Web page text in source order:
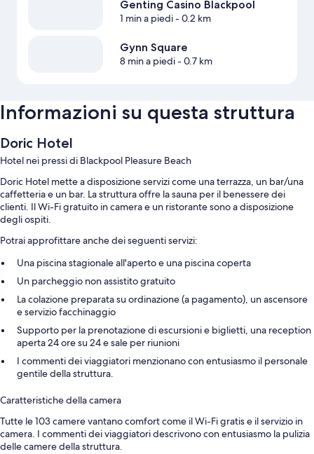
Genting Casino Blackpool
1 min a piedi- 0.2 km
Gynn Square
8 min a piedi- 0.7 km
Informazioni su questa struttura
Doric Hotel
Hotel nei pressi di Blackpool Pleasure Beach
Doric Hotel mette a disposizione servizi come una terrazza, un bar/una
caffetteria e un bar. La struttura offre la sauna per il benessere dei
clienti. Il Wi-Fi gratuito in camera e un ristorante sono a disposizione
degli ospiti.
Potrai approfittare anche dei seguenti servizi:
Una piscina stagionale all'aperto e una piscina coperta
Un parcheggio non assistito gratuito
La colazione preparata su ordinazione (a pagamento), un ascensore
e servizio facchinaggio
Supporto per la prenotazione di escursioni e biglietti, una reception
aperta 24 ore su 24 e sale per riunioni
I commenti dei viaggiatori menzionano con entusiasmo il personale
gentile della struttura.
Caratteristiche della camera
Tutte le 103 camere vantano comfort come il Wi-Fi gratis e il servizio in
camera. I commenti dei viaggiatori descrivono con entusiasmo la pulizia
delle camere della struttura.